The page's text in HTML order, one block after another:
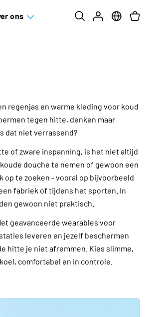
ons
regenjas en warme kleding voor koud
tegen hitte, denken maar
dat niet verrassend?
of zware inspanning, is het niet altijd
douche te nemen of gewoon een
te zoeken - vooral op bijvoorbeeld
fabriek of tijdens het sporten. In
gewoon niet praktisch.
geavanceerde wearables voor
leveren en jezelf beschermen
hitte je niet afremmen. Kies slimme,
comfortabel en in controle.